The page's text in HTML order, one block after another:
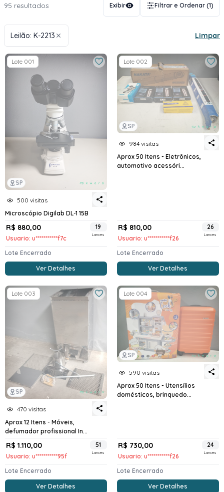
95 resultados Exibir Filtrar e Ordenar (1)
Leilão: K-2213 Limpar
SP
Lote 001
500 visitas
Microscópio Digilab DL-1 15B
R$ 880,00
Usuario: u***********f7c
19
Lances
Lote Encerrado
Ver Detalhes
SP
Lote 002
984 visitas
Aprox 50 Itens - Eletrônicos,
automotivo acessóri...
R$ 810,00
Usuario: u***********f26
26
Lances
Lote Encerrado
Ver Detalhes
SP
Lote 003
470 visitas
Aprox 12 Itens - Móveis,
defumador profissional In...
R$ 1.110,00
Usuario: u***********95f
51
Lances
Lote Encerrado
Ver Detalhes
SP
Lote 004
590 visitas
Aprox 50 Itens - Utensílios
domésticos, brinquedo...
R$ 730,00
Usuario: u***********f26
24
Lances
Lote Encerrado
Ver Detalhes